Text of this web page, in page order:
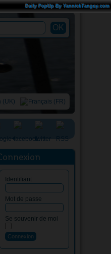
Daily PopUp By YannickTanguy.com
Identifiant
Mot de passe
Se souvenir de moi